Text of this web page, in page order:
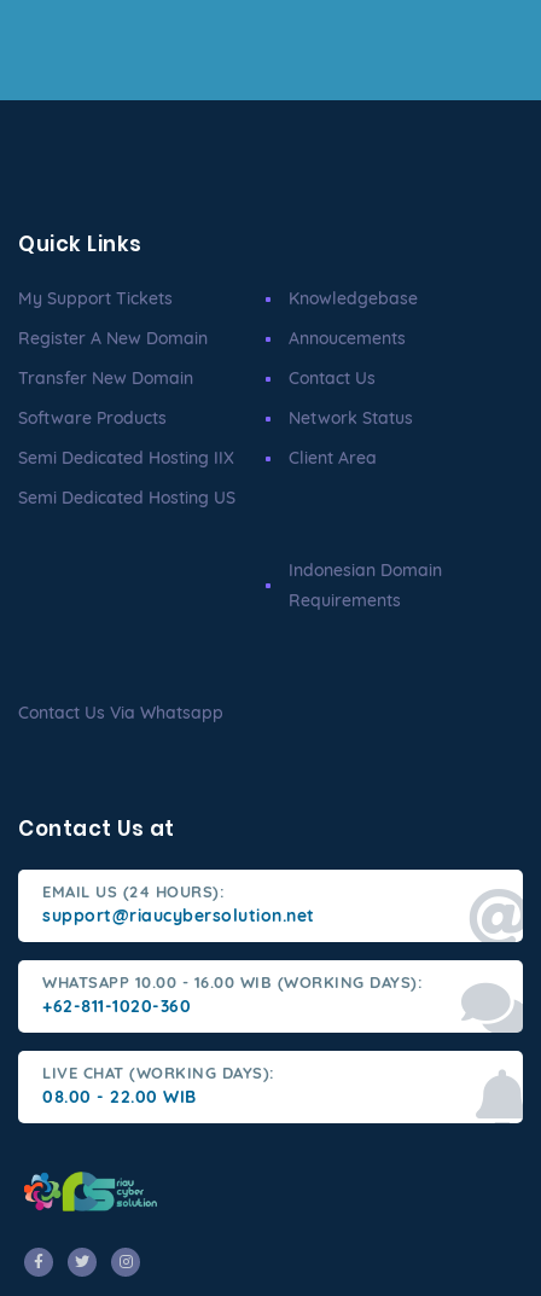
Quick Links
My Support Tickets
Register A New Domain
Transfer New Domain
Software Products
Semi Dedicated Hosting IIX
Semi Dedicated Hosting US
Knowledgebase
Annoucements
Contact Us
Network Status
Client Area
Indonesian Domain
Requirements
Contact Us Via Whatsapp
Contact Us at
EMAIL US (24 HOURS):
support@riaucybersolution.net
WHATSAPP 10.00 - 16.00 WIB (WORKING DAYS):
+62-811-1020-360
LIVE CHAT (WORKING DAYS):
08.00 - 22.00 WIB